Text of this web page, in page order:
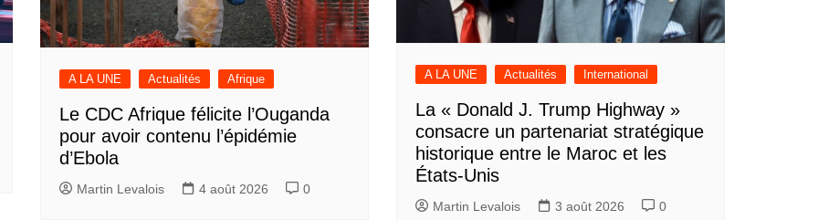
A LA UNE Actualités Afrique
Le CDC Afrique félicite l’Ouganda
pour avoir contenu l’épidémie
d’Ebola
Martin Levalois 4 août 2026 0
A LA UNE Actualités International
La « Donald J. Trump Highway »
consacre un partenariat stratégique
historique entre le Maroc et les
États-Unis
Martin Levalois 3 août 2026 0